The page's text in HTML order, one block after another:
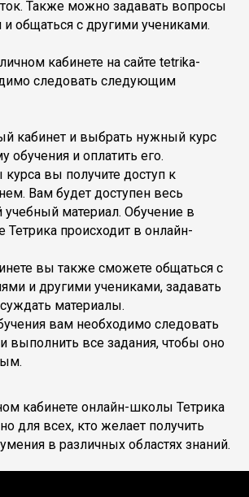
Также можно задавать вопросы
и общаться с другими учениками.
кабинете на сайте tetrika-
следовать следующим
кабинет и выбрать нужный курс
обучения и оплатить его.
вы получите доступ к
Вам будет доступен весь
материал. Обучение в
происходит в онлайн-
вы также сможете общаться с
и другими учениками, задавать
материалы.
вам необходимо следовать
выполнить все задания, чтобы оно
кабинете онлайн-школы Тетрика
для всех, кто желает получить
в различных областях знаний.